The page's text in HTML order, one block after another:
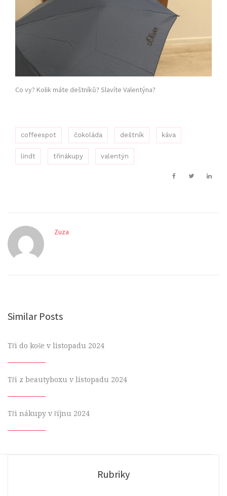
Co vy? Kolik máte deštníků? Slavíte Valentýna?
coffeespot čokoláda deštník káva
lindt třinákupy valentýn
Zuza
Similar Posts
Tři do koše v listopadu 2024
Tři z beautyboxu v listopadu 2024
Tři nákupy v říjnu 2024
Rubriky